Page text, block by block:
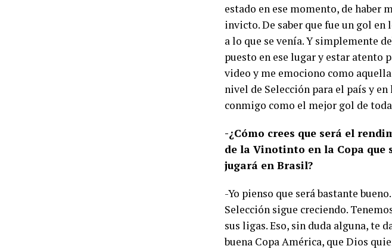
estado en ese momento, de haber
invicto. De saber que fue un gol
a lo que se venía. Y simplemente
puesto en ese lugar y estar atento
video y me emociono como
nivel de Selección para el país y
conmigo como el mejor gol de
-¿Cómo crees que será el
de la Vinotinto en la Copa que
jugará en Brasil?
-Yo pienso que será bastante
Selección sigue creciendo.
sus ligas. Eso, sin duda alguna, te
buena Copa América, que Dios